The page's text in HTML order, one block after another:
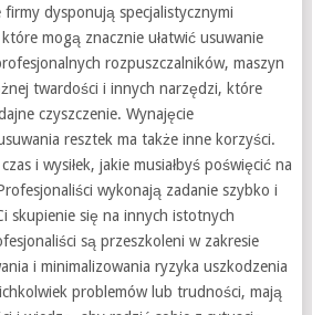
dysponują specjalistycznymi
mogą znacznie ułatwić usuwanie
rozpuszczalników, maszyn
twardości i innych narzędzi, które
czyszczenie. Wynajęcie
resztek ma także inne korzyści.
i wysiłek, jakie musiałbyś poświęcić na
wykonają zadanie szybko i
skupienie się na innych istotnych
są przeszkoleni w zakresie
i minimalizowania ryzyka uszkodzenia
problemów lub trudności, mają